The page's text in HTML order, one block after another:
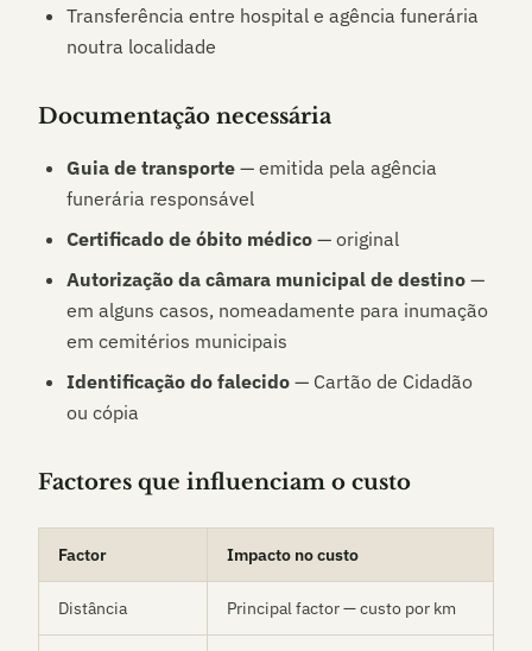
Transferência entre hospital e agência funerária
noutra localidade
Documentação necessária
Guia de transporte — emitida pela agência
funerária responsável
Certificado de óbito médico — original
Autorização da câmara municipal de destino —
em alguns casos, nomeadamente para inumação
em cemitérios municipais
Identificação do falecido — Cartão de Cidadão
ou cópia
Factores que influenciam o custo
Factor Impacto no custo
Distância Principal factor — custo por km